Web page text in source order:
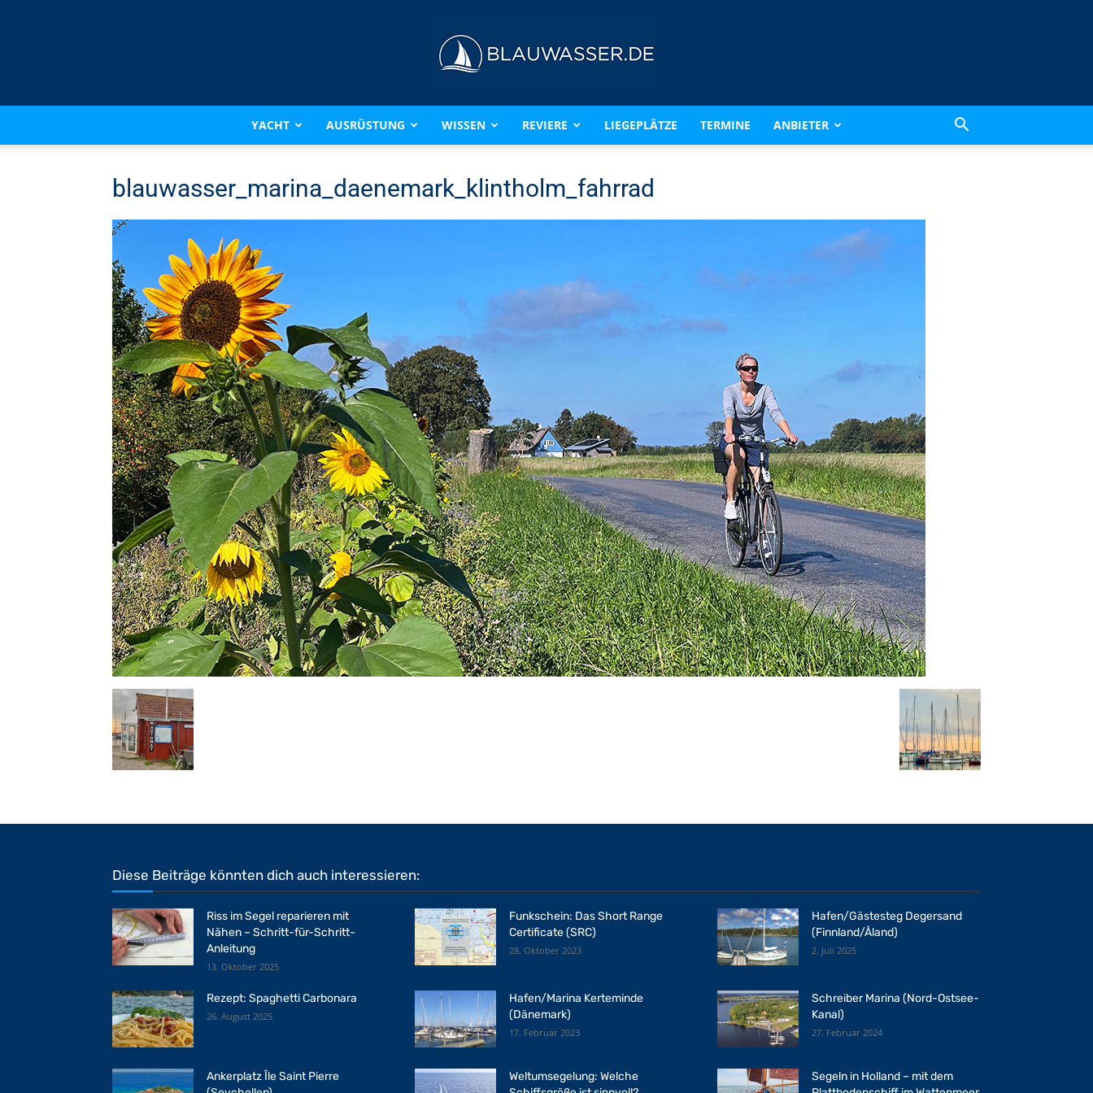
BLAUWASSER.DE
YACHT AUSRÜSTUNG WISSEN REVIERE LIEGEPLÄTZE TERMINE ANBIETER
blauwasser_marina_daenemark_klintholm_fahrrad
Diese Beiträge könnten dich auch interessieren:
Riss im Segel reparieren mit
Nähen – Schritt-für-Schritt-
Anleitung
13. Oktober 2025
Funkschein: Das Short Range
Certificate (SRC)
28. Oktober 2023
Hafen/Gästesteg Degersand
(Finnland/Åland)
2. Juli 2025
Rezept: Spaghetti Carbonara
26. August 2025
Hafen/Marina Kerteminde
(Dänemark)
17. Februar 2023
Schreiber Marina (Nord-Ostsee-
Kanal)
27. Februar 2024
Ankerplatz Île Saint Pierre
Weltumsegelung: Welche
Segeln in Holland – mit dem